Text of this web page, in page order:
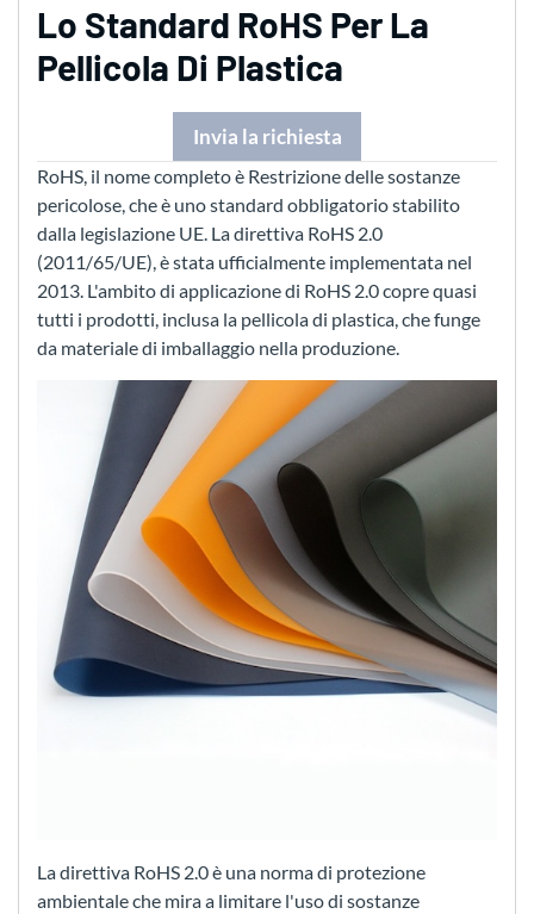
Lo Standard RoHS Per La
Pellicola Di Plastica
Invia la richiesta
RoHS, il nome completo è Restrizione delle sostanze
pericolose, che è uno standard obbligatorio stabilito
dalla legislazione UE. La direttiva RoHS 2.0
(2011/65/UE), è stata ufficialmente implementata nel
2013. L'ambito di applicazione di RoHS 2.0 copre quasi
tutti i prodotti, inclusa la pellicola di plastica, che funge
da materiale di imballaggio nella produzione.
La direttiva RoHS 2.0 è una norma di protezione
ambientale che mira a limitare l'uso di sostanze